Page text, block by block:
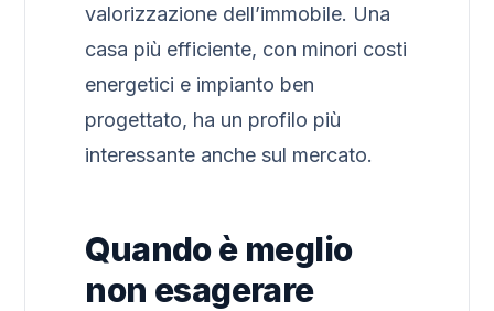
valorizzazione dell’immobile. Una
casa più efficiente, con minori costi
energetici e impianto ben
progettato, ha un profilo più
interessante anche sul mercato.
Quando è meglio
non esagerare